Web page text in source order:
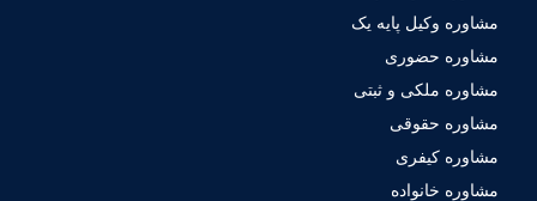
مشاوره وکیل پایه یک
مشاوره حضوری
مشاوره ملکی و ثبتی
مشاوره حقوقی
مشاوره کیفری
مشاوره خانواده